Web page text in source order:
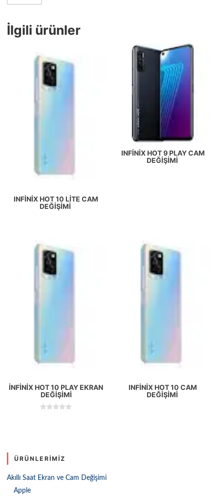
İlgili ürünler
INFINIX HOT 10 LITE CAM
DEĞIŞIMI
INFINIX HOT 9 PLAY CAM
DEĞIŞIMI
İNFINIX HOT 10 PLAY EKRAN
DEĞIŞIMI
INFINIX HOT 10 CAM
DEĞIŞIMI
ÜRÜNLERIMIZ
Akıllı Saat Ekran ve Cam Değişimi
Apple